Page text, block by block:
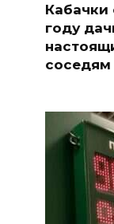
Кабачки
году
соседям